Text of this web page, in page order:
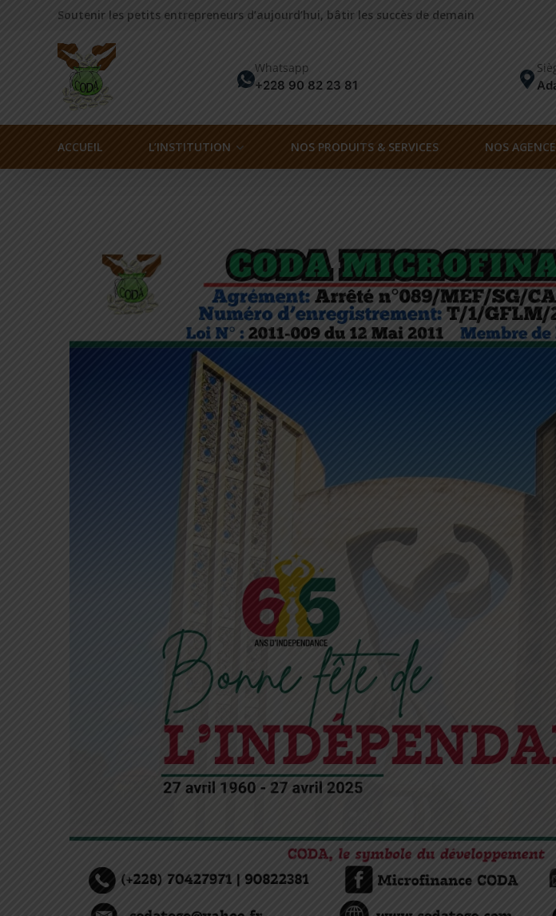
Soutenir les petits entrepreneurs d’aujourd’hui, bâtir les succès de demain
Whatsapp
+228 90 82 23 81
ACCUEIL L’INSTITUTION NOS PRODUITS & SERVICES NOS